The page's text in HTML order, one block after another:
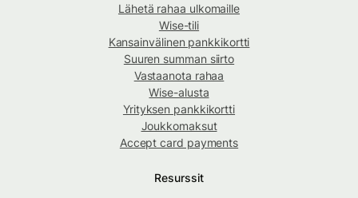
Lähetä rahaa ulkomaille
Wise-tili
Kansainvälinen pankkikortti
Suuren summan siirto
Vastaanota rahaa
Wise-alusta
Yrityksen pankkikortti
Joukkomaksut
Accept card payments
Resurssit